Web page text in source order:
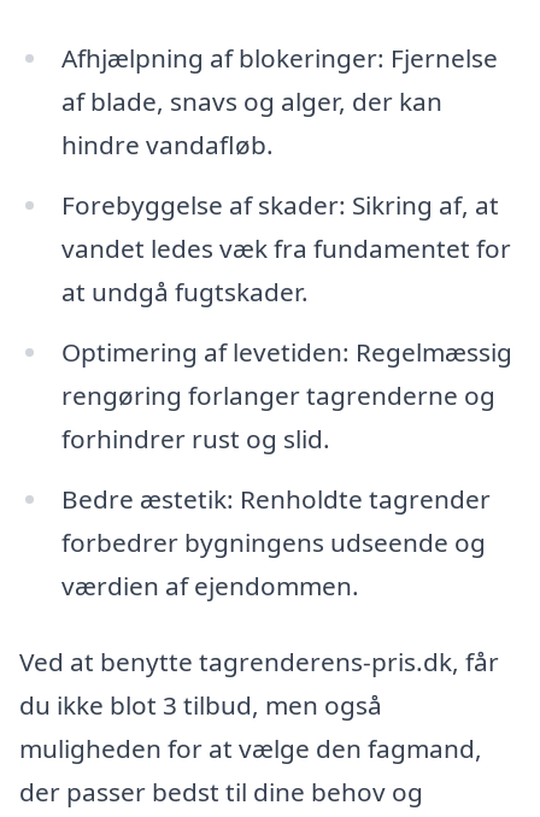
Afhjælpning af blokeringer: Fjernelse
af blade, snavs og alger, der kan
hindre vandafløb.
Forebyggelse af skader: Sikring af, at
vandet ledes væk fra fundamentet for
at undgå fugtskader.
Optimering af levetiden: Regelmæssig
rengøring forlanger tagrenderne og
forhindrer rust og slid.
Bedre æstetik: Renholdte tagrender
forbedrer bygningens udseende og
værdien af ejendommen.
Ved at benytte tagrenderens-pris.dk, får
du ikke blot 3 tilbud, men også
muligheden for at vælge den fagmand,
der passer bedst til dine behov og